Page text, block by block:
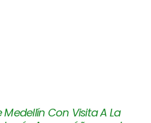
Con Visita A La